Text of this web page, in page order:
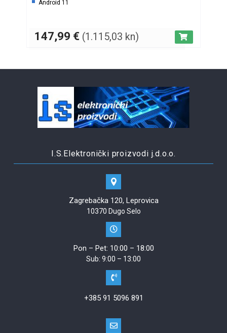
Android 11
147,99 € (1.115,03 kn)
I.S.Elektronički proizvodi j.d.o.o.
Zagrebačka 120, Leprovica
10370 Dugo Selo
Pon – Pet: 10:00 – 18:00
Sub: 9:00 – 13:00
+385 91 5096 891